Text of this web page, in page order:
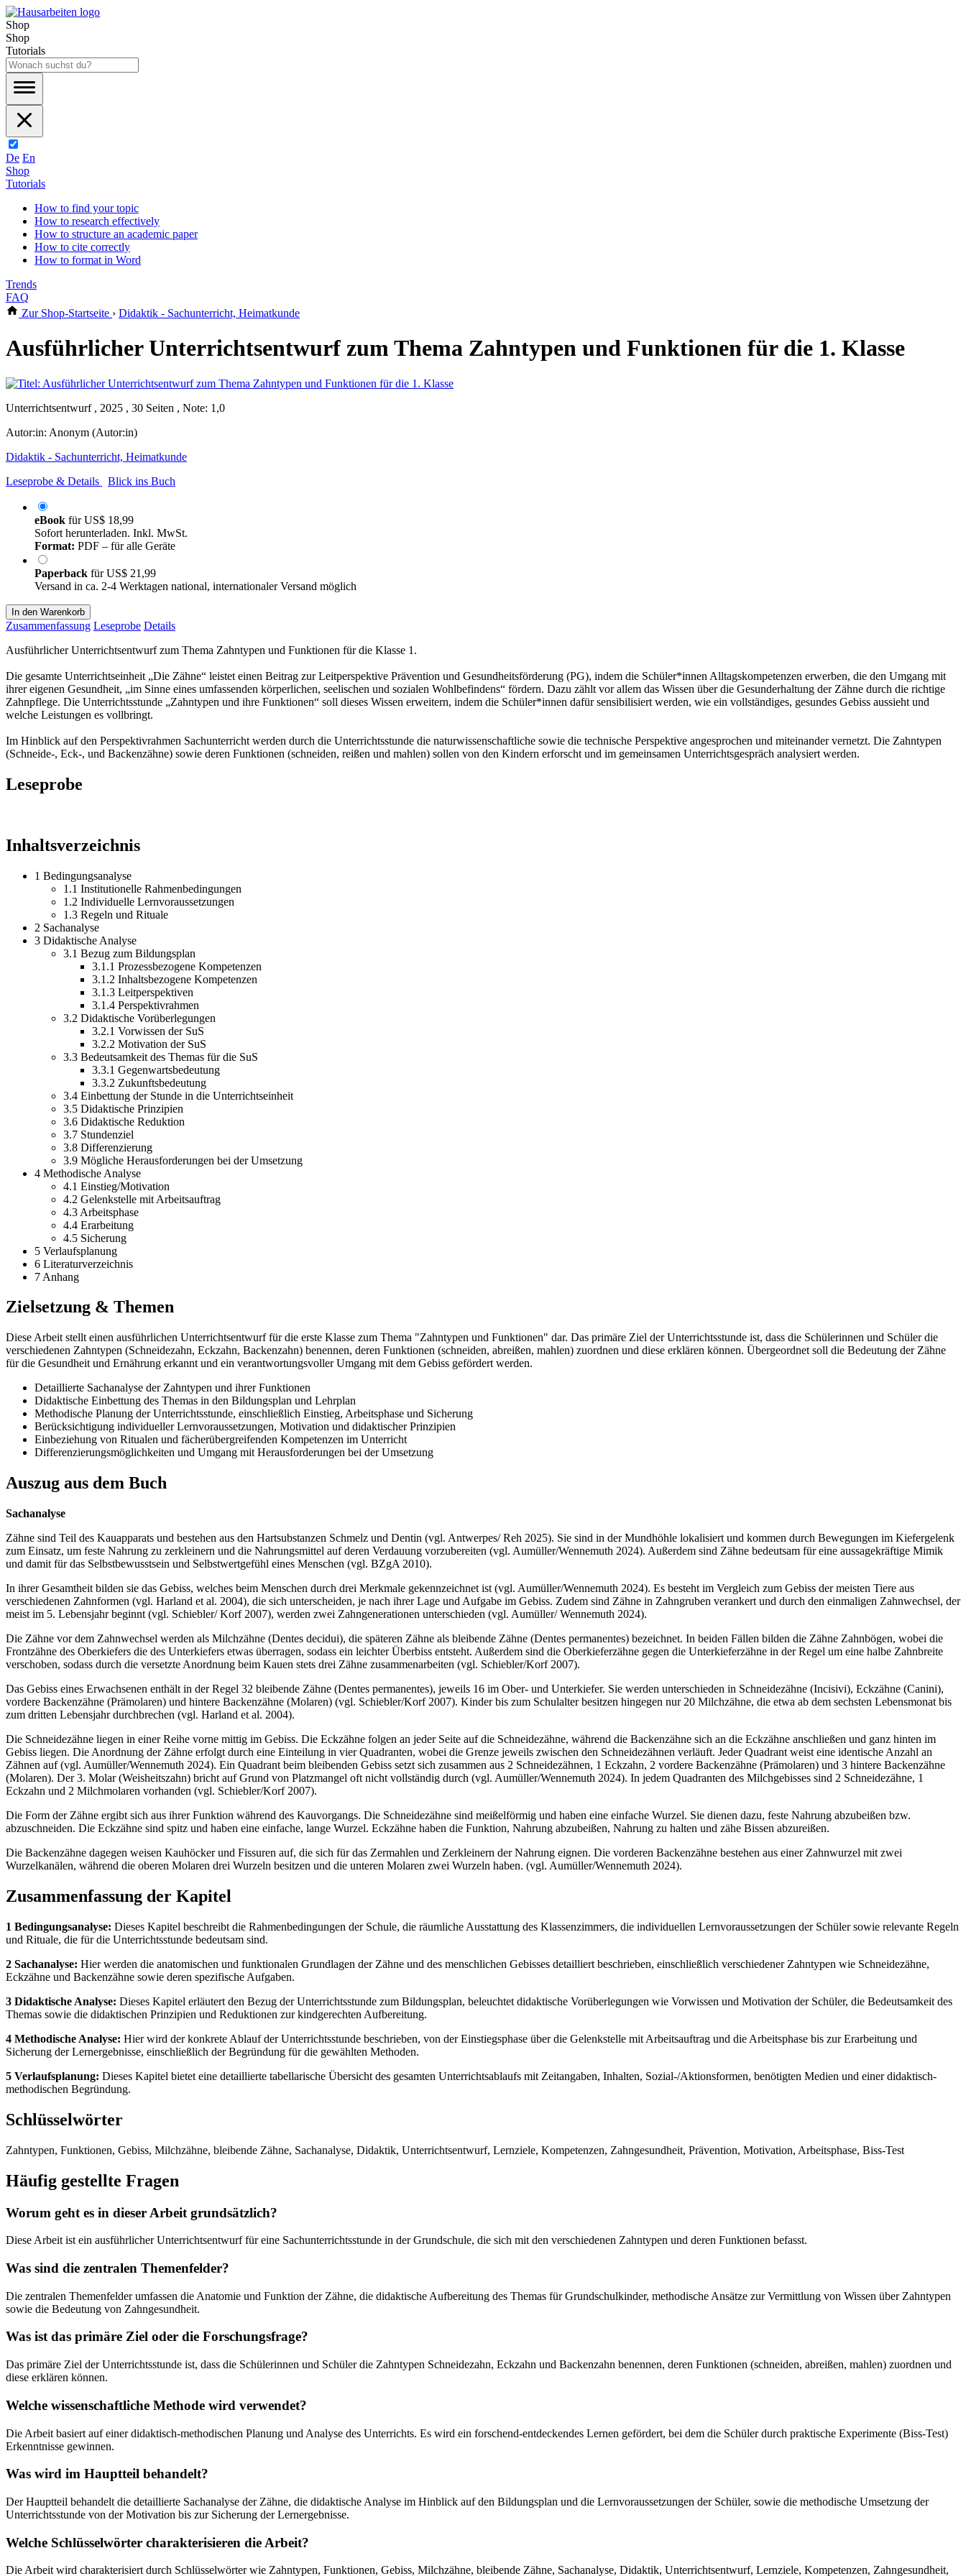
Shop
Shop
Tutorials
De En
Shop
Tutorials
How to find your topic
How to research effectively
How to structure an academic paper
How to cite correctly
How to format in Word
Trends
FAQ
Zur Shop-Startseite › Didaktik - Sachunterricht, Heimatkunde
Ausführlicher Unterrichtsentwurf zum Thema Zahntypen und Funktionen für die 1. Klasse
Unterrichtsentwurf , 2025 , 30 Seiten , Note: 1,0
Autor:in: Anonym (Autor:in)
Didaktik - Sachunterricht, Heimatkunde
Leseprobe & Details
Blick ins Buch
eBook fürUS$ 18,99
Sofort herunterladen. Inkl. MwSt.
Format: PDF – für alle Geräte
Paperback fürUS$ 21,99
Versand in ca. 2-4 Werktagen national, internationaler Versand möglich
In den Warenkorb
Zusammenfassung Leseprobe Details
Ausführlicher Unterrichtsentwurf zum Thema Zahntypen und Funktionen für die Klasse 1.
Die gesamte Unterrichtseinheit „Die Zähne“ leistet einen Beitrag zur Leitperspektive Prävention und Gesundheitsförderung (PG), indem die Schüler*innen Alltagskompetenzen erwerben, die den Umgang mit
ihrer eigenen Gesundheit, „im Sinne eines umfassenden körperlichen, seelischen und sozialen Wohlbefindens“ fördern. Dazu zählt vor allem das Wissen über die Gesunderhaltung der Zähne durch die richtige
Zahnpflege. Die Unterrichtsstunde „Zahntypen und ihre Funktionen“ soll dieses Wissen erweitern, indem die Schüler*innen dafür sensibilisiert werden, wie ein vollständiges, gesundes Gebiss aussieht und
welche Leistungen es vollbringt.
Im Hinblick auf den Perspektivrahmen Sachunterricht werden durch die Unterrichtsstunde die naturwissenschaftliche sowie die technische Perspektive angesprochen und miteinander vernetzt. Die Zahntypen
(Schneide-, Eck-, und Backenzähne) sowie deren Funktionen (schneiden, reißen und mahlen) sollen von den Kindern erforscht und im gemeinsamen Unterrichtsgespräch analysiert werden.
Leseprobe
Inhaltsverzeichnis
1 Bedingungsanalyse
1.1 Institutionelle Rahmenbedingungen
1.2 Individuelle Lernvoraussetzungen
1.3 Regeln und Rituale
2 Sachanalyse
3 Didaktische Analyse
3.1 Bezug zum Bildungsplan
3.1.1 Prozessbezogene Kompetenzen
3.1.2 Inhaltsbezogene Kompetenzen
3.1.3 Leitperspektiven
3.1.4 Perspektivrahmen
3.2 Didaktische Vorüberlegungen
3.2.1 Vorwissen der SuS
3.2.2 Motivation der SuS
3.3 Bedeutsamkeit des Themas für die SuS
3.3.1 Gegenwartsbedeutung
3.3.2 Zukunftsbedeutung
3.4 Einbettung der Stunde in die Unterrichtseinheit
3.5 Didaktische Prinzipien
3.6 Didaktische Reduktion
3.7 Stundenziel
3.8 Differenzierung
3.9 Mögliche Herausforderungen bei der Umsetzung
4 Methodische Analyse
4.1 Einstieg/Motivation
4.2 Gelenkstelle mit Arbeitsauftrag
4.3 Arbeitsphase
4.4 Erarbeitung
4.5 Sicherung
5 Verlaufsplanung
6 Literaturverzeichnis
7 Anhang
Zielsetzung & Themen
Diese Arbeit stellt einen ausführlichen Unterrichtsentwurf für die erste Klasse zum Thema "Zahntypen und Funktionen" dar. Das primäre Ziel der Unterrichtsstunde ist, dass die Schülerinnen und Schüler die
verschiedenen Zahntypen (Schneidezahn, Eckzahn, Backenzahn) benennen, deren Funktionen (schneiden, abreißen, mahlen) zuordnen und diese erklären können. Übergeordnet soll die Bedeutung der Zähne
für die Gesundheit und Ernährung erkannt und ein verantwortungsvoller Umgang mit dem Gebiss gefördert werden.
Detaillierte Sachanalyse der Zahntypen und ihrer Funktionen
Didaktische Einbettung des Themas in den Bildungsplan und Lehrplan
Methodische Planung der Unterrichtsstunde, einschließlich Einstieg, Arbeitsphase und Sicherung
Berücksichtigung individueller Lernvoraussetzungen, Motivation und didaktischer Prinzipien
Einbeziehung von Ritualen und fächerübergreifenden Kompetenzen im Unterricht
Differenzierungsmöglichkeiten und Umgang mit Herausforderungen bei der Umsetzung
Auszug aus dem Buch
Sachanalyse
Zähne sind Teil des Kauapparats und bestehen aus den Hartsubstanzen Schmelz und Dentin (vgl. Antwerpes/ Reh 2025). Sie sind in der Mundhöhle lokalisiert und kommen durch Bewegungen im Kiefergelenk
zum Einsatz, um feste Nahrung zu zerkleinern und die Nahrungsmittel auf deren Verdauung vorzubereiten (vgl. Aumüller/Wennemuth 2024). Außerdem sind Zähne bedeutsam für eine aussagekräftige Mimik
und damit für das Selbstbewusstsein und Selbstwertgefühl eines Menschen (vgl. BZgA 2010).
In ihrer Gesamtheit bilden sie das Gebiss, welches beim Menschen durch drei Merkmale gekennzeichnet ist (vgl. Aumüller/Wennemuth 2024). Es besteht im Vergleich zum Gebiss der meisten Tiere aus
verschiedenen Zahnformen (vgl. Harland et al. 2004), die sich unterscheiden, je nach ihrer Lage und Aufgabe im Gebiss. Zudem sind Zähne in Zahngruben verankert und durch den einmaligen Zahnwechsel, der
meist im 5. Lebensjahr beginnt (vgl. Schiebler/ Korf 2007), werden zwei Zahngenerationen unterschieden (vgl. Aumüller/ Wennemuth 2024).
Die Zähne vor dem Zahnwechsel werden als Milchzähne (Dentes decidui), die späteren Zähne als bleibende Zähne (Dentes permanentes) bezeichnet. In beiden Fällen bilden die Zähne Zahnbögen, wobei die
Frontzähne des Oberkiefers die des Unterkiefers etwas überragen, sodass ein leichter Überbiss entsteht. Außerdem sind die Oberkieferzähne gegen die Unterkieferzähne in der Regel um eine halbe Zahnbreite
verschoben, sodass durch die versetzte Anordnung beim Kauen stets drei Zähne zusammenarbeiten (vgl. Schiebler/Korf 2007).
Das Gebiss eines Erwachsenen enthält in der Regel 32 bleibende Zähne (Dentes permanentes), jeweils 16 im Ober- und Unterkiefer. Sie werden unterschieden in Schneidezähne (Incisivi), Eckzähne (Canini),
vordere Backenzähne (Prämolaren) und hintere Backenzähne (Molaren) (vgl. Schiebler/Korf 2007). Kinder bis zum Schulalter besitzen hingegen nur 20 Milchzähne, die etwa ab dem sechsten Lebensmonat bis
zum dritten Lebensjahr durchbrechen (vgl. Harland et al. 2004).
Die Schneidezähne liegen in einer Reihe vorne mittig im Gebiss. Die Eckzähne folgen an jeder Seite auf die Schneidezähne, während die Backenzähne sich an die Eckzähne anschließen und ganz hinten im
Gebiss liegen. Die Anordnung der Zähne erfolgt durch eine Einteilung in vier Quadranten, wobei die Grenze jeweils zwischen den Schneidezähnen verläuft. Jeder Quadrant weist eine identische Anzahl an
Zähnen auf (vgl. Aumüller/Wennemuth 2024). Ein Quadrant beim bleibenden Gebiss setzt sich zusammen aus 2 Schneidezähnen, 1 Eckzahn, 2 vordere Backenzähne (Prämolaren) und 3 hintere Backenzähne
(Molaren). Der 3. Molar (Weisheitszahn) bricht auf Grund von Platzmangel oft nicht vollständig durch (vgl. Aumüller/Wennemuth 2024). In jedem Quadranten des Milchgebisses sind 2 Schneidezähne, 1
Eckzahn und 2 Milchmolaren vorhanden (vgl. Schiebler/Korf 2007).
Die Form der Zähne ergibt sich aus ihrer Funktion während des Kauvorgangs. Die Schneidezähne sind meißelförmig und haben eine einfache Wurzel. Sie dienen dazu, feste Nahrung abzubeißen bzw.
abzuschneiden. Die Eckzähne sind spitz und haben eine einfache, lange Wurzel. Eckzähne haben die Funktion, Nahrung abzubeißen, Nahrung zu halten und zähe Bissen abzureißen.
Die Backenzähne dagegen weisen Kauhöcker und Fissuren auf, die sich für das Zermahlen und Zerkleinern der Nahrung eignen. Die vorderen Backenzähne bestehen aus einer Zahnwurzel mit zwei
Wurzelkanälen, während die oberen Molaren drei Wurzeln besitzen und die unteren Molaren zwei Wurzeln haben. (vgl. Aumüller/Wennemuth 2024).
Zusammenfassung der Kapitel
1 Bedingungsanalyse: Dieses Kapitel beschreibt die Rahmenbedingungen der Schule, die räumliche Ausstattung des Klassenzimmers, die individuellen Lernvoraussetzungen der Schüler sowie relevante Regeln
und Rituale, die für die Unterrichtsstunde bedeutsam sind.
2 Sachanalyse: Hier werden die anatomischen und funktionalen Grundlagen der Zähne und des menschlichen Gebisses detailliert beschrieben, einschließlich verschiedener Zahntypen wie Schneidezähne,
Eckzähne und Backenzähne sowie deren spezifische Aufgaben.
3 Didaktische Analyse: Dieses Kapitel erläutert den Bezug der Unterrichtsstunde zum Bildungsplan, beleuchtet didaktische Vorüberlegungen wie Vorwissen und Motivation der Schüler, die Bedeutsamkeit des
Themas sowie die didaktischen Prinzipien und Reduktionen zur kindgerechten Aufbereitung.
4 Methodische Analyse: Hier wird der konkrete Ablauf der Unterrichtsstunde beschrieben, von der Einstiegsphase über die Gelenkstelle mit Arbeitsauftrag und die Arbeitsphase bis zur Erarbeitung und
Sicherung der Lernergebnisse, einschließlich der Begründung für die gewählten Methoden.
5 Verlaufsplanung: Dieses Kapitel bietet eine detaillierte tabellarische Übersicht des gesamten Unterrichtsablaufs mit Zeitangaben, Inhalten, Sozial-/Aktionsformen, benötigten Medien und einer didaktisch-
methodischen Begründung.
Schlüsselwörter
Zahntypen, Funktionen, Gebiss, Milchzähne, bleibende Zähne, Sachanalyse, Didaktik, Unterrichtsentwurf, Lernziele, Kompetenzen, Zahngesundheit, Prävention, Motivation, Arbeitsphase, Biss-Test
Häufig gestellte Fragen
Worum geht es in dieser Arbeit grundsätzlich?
Diese Arbeit ist ein ausführlicher Unterrichtsentwurf für eine Sachunterrichtsstunde in der Grundschule, die sich mit den verschiedenen Zahntypen und deren Funktionen befasst.
Was sind die zentralen Themenfelder?
Die zentralen Themenfelder umfassen die Anatomie und Funktion der Zähne, die didaktische Aufbereitung des Themas für Grundschulkinder, methodische Ansätze zur Vermittlung von Wissen über Zahntypen
sowie die Bedeutung von Zahngesundheit.
Was ist das primäre Ziel oder die Forschungsfrage?
Das primäre Ziel der Unterrichtsstunde ist, dass die Schülerinnen und Schüler die Zahntypen Schneidezahn, Eckzahn und Backenzahn benennen, deren Funktionen (schneiden, abreißen, mahlen) zuordnen und
diese erklären können.
Welche wissenschaftliche Methode wird verwendet?
Die Arbeit basiert auf einer didaktisch-methodischen Planung und Analyse des Unterrichts. Es wird ein forschend-entdeckendes Lernen gefördert, bei dem die Schüler durch praktische Experimente (Biss-Test)
Erkenntnisse gewinnen.
Was wird im Hauptteil behandelt?
Der Hauptteil behandelt die detaillierte Sachanalyse der Zähne, die didaktische Analyse im Hinblick auf den Bildungsplan und die Lernvoraussetzungen der Schüler, sowie die methodische Umsetzung der
Unterrichtsstunde von der Motivation bis zur Sicherung der Lernergebnisse.
Welche Schlüsselwörter charakterisieren die Arbeit?
Die Arbeit wird charakterisiert durch Schlüsselwörter wie Zahntypen, Funktionen, Gebiss, Milchzähne, bleibende Zähne, Sachanalyse, Didaktik, Unterrichtsentwurf, Lernziele, Kompetenzen, Zahngesundheit,